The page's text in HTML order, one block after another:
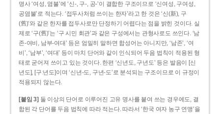
명사 ‘여성, 염불’에 ‘신-, 구-, 공-’이 결합한 구조이므로 ‘신여성, 구여성,
공염불’로 적는다. ‘접두사처럼 쓰이는 한자’라고 한 것은 ‘신(新), 구
(舊)’와 같은 한자를 접두사로만 단정하기 어렵다는 점을 밝힌 것이다. 실
제로 ‘구(舊)’는 ‘구 시민 회관’과 같은 구성에서는 관형사로도 쓰인다. ‘남
존­-여비, 남부-­여대’ 등은 엄밀히 말하면 합성어는 아니지만, ‘남존’, ‘여
비’, ‘남부’, ‘여대’ 등이 마치 단어와 같이 인식되어 두음 법칙이 적용된 형
태로 굳어져 쓰이고 있는 것이다. 한편 ‘신년도, 구년도’ 등은 발음이 [신
년도], [구ː년도]이며 ‘신년­-도, 구년-­도’로 분석되는 구조이므로 이 규정이
적용되지 않는다.
[붙임 3] 둘 이상의 단어로 이루어진 고유 명사를 붙여 쓰는 경우에도, 결
합된 각 단어를 두음 법칙에 따라 적는다. 따라서 ‘한국 여자 농구 연맹’을